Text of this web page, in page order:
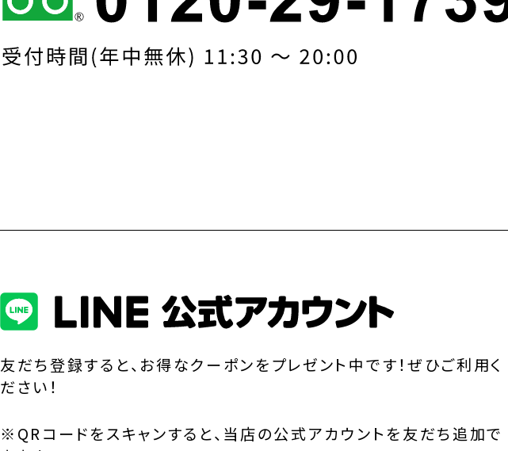
友だち登録すると、お得なクーポンをプレゼント中です！ぜひご利用く
ださい！
※QRコードをスキャンすると、当店の公式アカウントを友だち追加で